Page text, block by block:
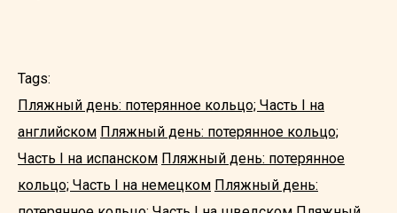
Tags:
Пляжный день: потерянное кольцо; Часть I на
английском Пляжный день: потерянное кольцо;
Часть I на испанском Пляжный день: потерянное
кольцо; Часть I на немецком Пляжный день: